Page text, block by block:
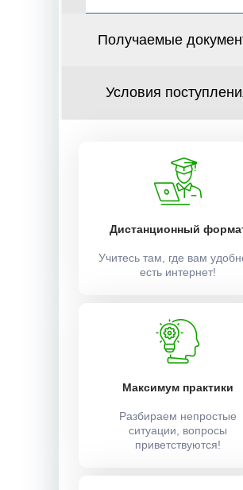
Получаемые
Условия
Дистанционный
Учитесь там, где вам
есть интернет!
Максимум практики
Разбираем непростые
ситуации, вопросы
приветствуются!